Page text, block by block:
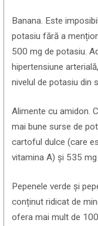
Banana. Este
potasiu fără a
500 mg de potasiu.
hipertensiune
nivelul de potasiu din
Alimente cu amidon.
mai bune surse de
cartoful dulce (care
vitamina A) și 535
Pepenele verde și
conținut ridicat de
ofera mai mult de